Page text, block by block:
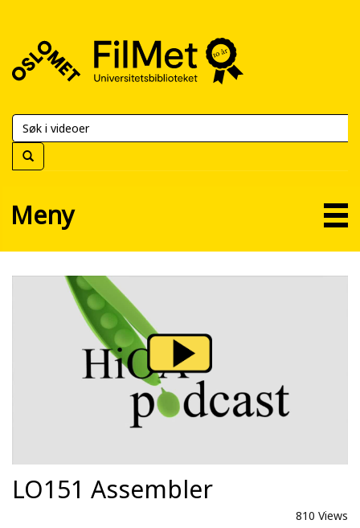
FilMet
Universitetsbiblioteket
Meny
LO151 Assembler
810 Views